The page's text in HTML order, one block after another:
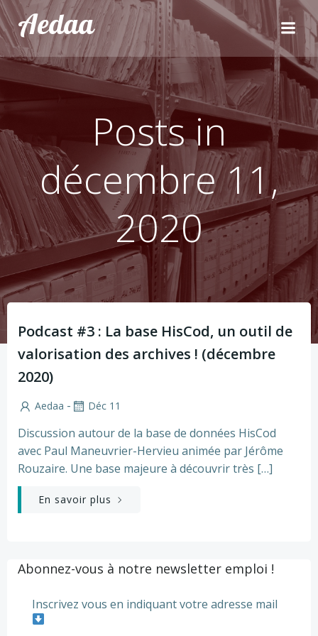
Aller
au
contenu
Aedaa
Posts in
décembre 11,
2020
Podcast #3 : La base HisCod, un outil de
valorisation des archives ! (décembre
2020)
Aedaa - Déc 11
Discussion autour de la base de données HisCod
avec Paul Maneuvrier-Hervieu animée par Jérôme
Rouzaire. Une base majeure à découvrir très […]
En savoir plus
Abonnez-vous à notre newsletter emploi !
Inscrivez vous en indiquant votre adresse mail